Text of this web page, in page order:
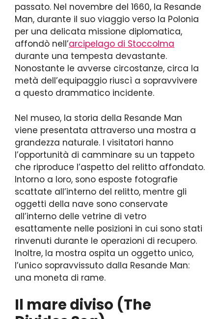
passato. Nel novembre del 1660, la Resande
Man, durante il suo viaggio verso la Polonia
per una delicata missione diplomatica,
affondò nell’arcipelago di Stoccolma
durante una tempesta devastante.
Nonostante le avverse circostanze, circa la
metà dell’equipaggio riuscì a sopravvivere
a questo drammatico incidente.
Nel museo, la storia della Resande Man
viene presentata attraverso una mostra a
grandezza naturale. I visitatori hanno
l’opportunità di camminare su un tappeto
che riproduce l’aspetto del relitto affondato.
Intorno a loro, sono esposte fotografie
scattate all’interno del relitto, mentre gli
oggetti della nave sono conservate
all’interno delle vetrine di vetro
esattamente nelle posizioni in cui sono stati
rinvenuti durante le operazioni di recupero.
Inoltre, la mostra ospita un oggetto unico,
l’unico sopravvissuto dalla Resande Man:
una moneta di rame.
Il mare diviso (The